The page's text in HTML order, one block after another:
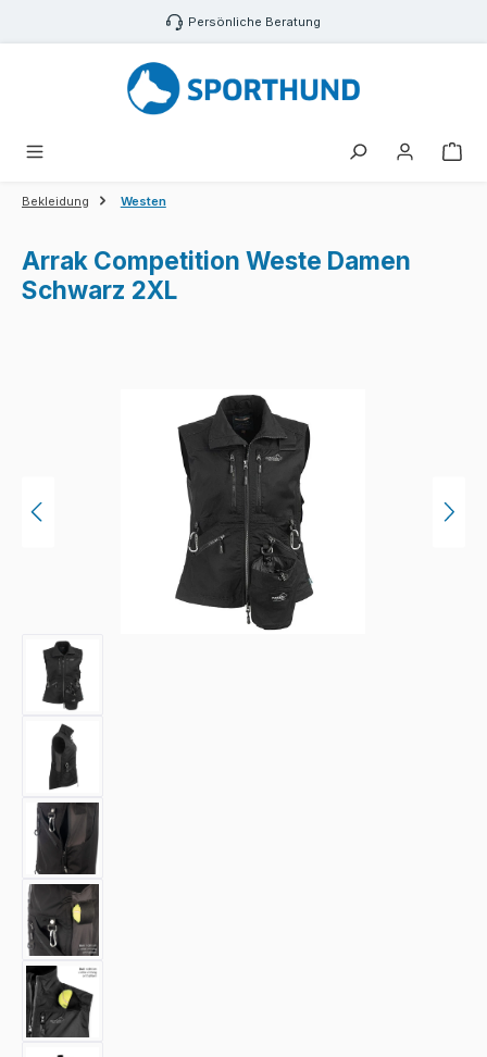
Zum Hauptinhalt springen Persönliche Beratung
Bekleidung Westen
Arrak Competition Weste Damen
Schwarz 2XL